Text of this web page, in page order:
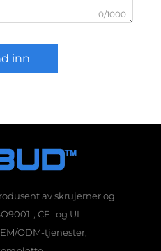
0/1000
inn
av skrujerner og
, CE- og UL-
ODM-tjenester,